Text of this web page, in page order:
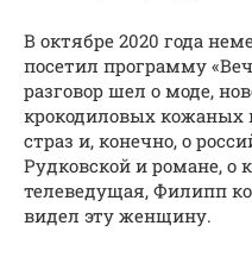
В октябре 2020 года
посетил программу
разговор шел о моде,
крокодиловых кожаных
страз и, конечно, о
Рудковской и романе, о
телеведущая, Филипп
видел эту женщину.